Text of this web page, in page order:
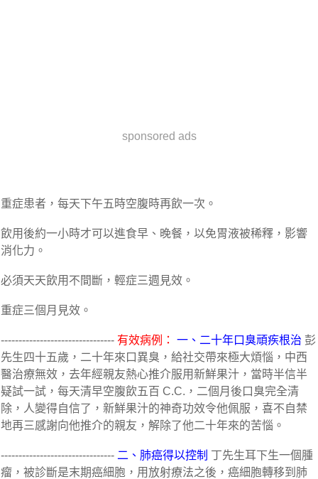
sponsored ads
重症患者，每天下午五時空腹時再飲一次。
飲用後約一小時才可以進食早、晚餐，以免胃液被稀釋，影響
消化力。
必須天天飲用不間斷，輕症三週見效。
重症三個月見效。
-------------------------------- 有效病例： 一、二十年口臭頑疾根治 彭
先生四十五歲，二十年來口異臭，給社交帶來極大煩惱，中西
醫治療無效，去年經親友熱心推介服用新鮮果汁，當時半信半
疑試一試，每天清早空腹飲五百 C.C.，二個月後口臭完全清
除，人變得自信了，新鮮果汁的神奇功效令他佩服，喜不自禁
地再三感謝向他推介的親友，解除了他二十年來的苦惱。
-------------------------------- 二、肺癌得以控制 丁先生耳下生一個腫
瘤，被診斷是末期癌細胞，用放射療法之後，癌細胞轉移到肺